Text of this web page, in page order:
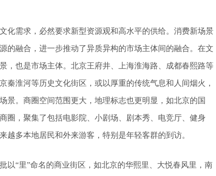
化需求，必然要求新型资源观和高水平的供给。消费新场景
的融合，进一步推动了异质异构的市场主体间的融合。在文
，也是市场主体。北京王府井、上海淮海路、成都春熙路等
秦淮河等历史文化街区，或以厚重的传统气息和人间烟火，
景。商圈空间范围更大，地理标志也更明显，如北京的国
圈，聚集了包括电影院、小剧场、剧本秀、电竞厅、健身
越多本地居民和外来游客，特别是年轻客群的到访。
以“里”命名的商业街区，如北京的华熙里、大悦春风里，南